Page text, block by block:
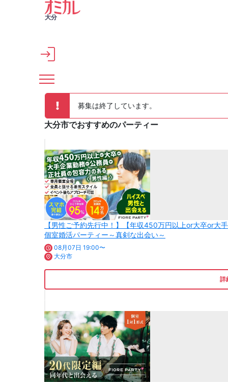
メインコンテンツへスキップ
大分
募集は終了しています。
大分市でおすすめのパーティー
【男性ご予約先行中！】【年収450万円以上or大卒or
個室婚活パーティー～真剣な出会い～
08月07日 19:00〜
大分市
詳